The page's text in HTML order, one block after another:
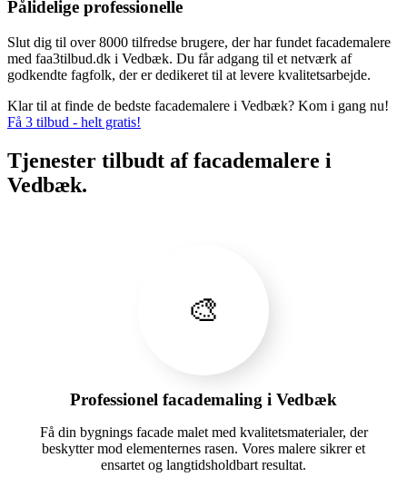
Pålidelige professionelle
Slut dig til over 8000 tilfredse brugere, der har fundet facademalere
med faa3tilbud.dk i Vedbæk. Du får adgang til et netværk af
godkendte fagfolk, der er dedikeret til at levere kvalitetsarbejde.
Klar til at finde de bedste facademalere i Vedbæk? Kom i gang nu!
Få 3 tilbud - helt gratis!
Tjenester tilbudt af facademalere i
Vedbæk.
🎨
Professionel facademaling i Vedbæk
Få din bygnings facade malet med kvalitetsmaterialer, der
beskytter mod elementernes rasen. Vores malere sikrer et
ensartet og langtidsholdbart resultat.